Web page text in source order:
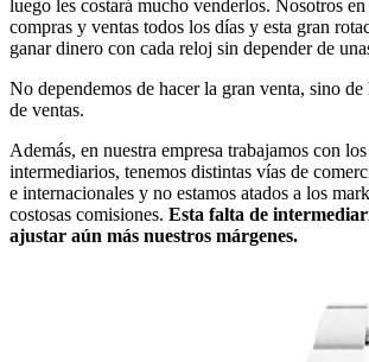
luego les costará mucho venderlos. Nosotros
compras y ventas todos los días y esta gran
ganar dinero con cada reloj sin depender de
No dependemos de hacer la gran venta, sino de
de ventas.
Además, en nuestra empresa trabajamos con
intermediarios, tenemos distintas vías de
e internacionales y no estamos atados a los
costosas comisiones. Esta falta de
ajustar aún más nuestros márgenes.